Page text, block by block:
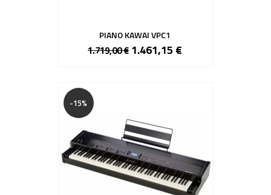
PIANO KAWAI VPC1
1.719,00 € 1.461,15 €
-15%